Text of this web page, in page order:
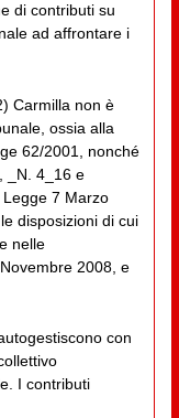
di contributi su
ad affrontare i
Carmilla non è
ossia alla
62/2001, nonché
_N. 4_16 e
Legge 7 Marzo
disposizioni di cui
nelle
2008, e
con
I contributi